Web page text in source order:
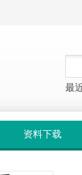
最
资料下载